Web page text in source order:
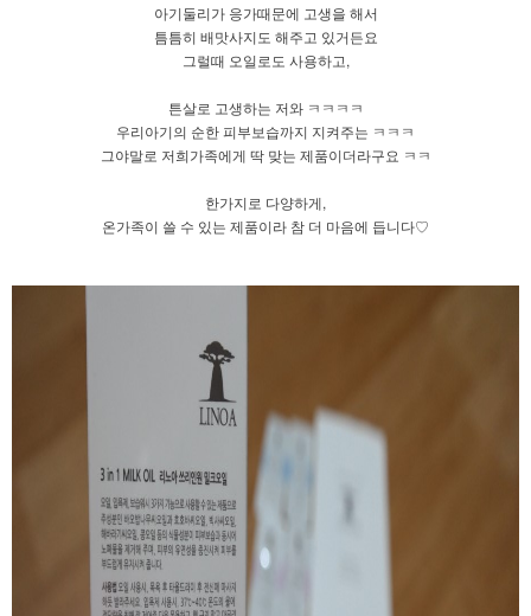
아기둘리가 응가때문에 고생을 해서
틈틈히 배맛사지도 해주고 있거든요
그럴때 오일로도 사용하고,
튼살로 고생하는 저와 ㅋㅋㅋㅋ
우리아기의 순한 피부보습까지 지켜주는 ㅋㅋㅋ
그야말로 저희가족에게 딱 맞는 제품이더라구요 ㅋㅋ
한가지로 다양하게,
온가족이 쓸 수 있는 제품이라 참 더 마음에 듭니다♡